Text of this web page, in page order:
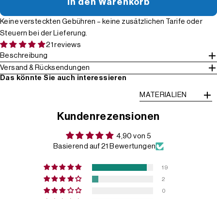
In den Warenkorb
Keine versteckten Gebühren – keine zusätzlichen Tarife oder
Steuern bei der Lieferung.
21 reviews
Beschreibung
Versand & Rücksendungen
Das könnte Sie auch interessieren
MATERIALIEN
Kundenrezensionen
4,90 von 5
Basierend auf 21 Bewertungen
19
2
0